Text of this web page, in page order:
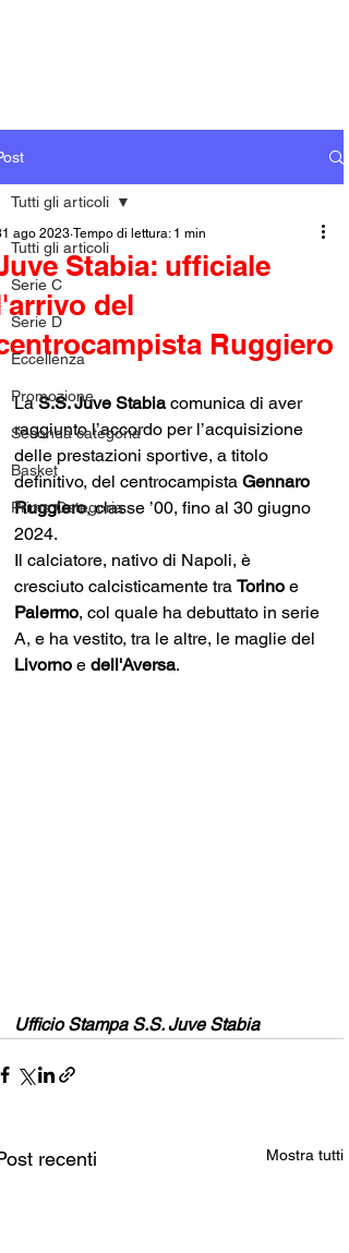
Tutti gli articoli
Serie C
Serie D
Eccellenza
Promozione
Seconda categoria
Basket
Prima Categoria
Tutti gli articoli
Stabia: ufficiale
del
Ruggiero
ago 2023 Tempo di lettura: 1 min
La S.S. Juve Stabia comunica di aver
raggiunto l’accordo per l’acquisizione
delle prestazioni sportive, a titolo
definitivo, del centrocampista Gennaro
Ruggiero, classe ’00, fino al 30 giugno
2024.
Il calciatore, nativo di Napoli, è
cresciuto calcisticamente tra Torino e
Palermo, col quale ha debuttato in serie
A, e ha vestito, tra le altre, le maglie del
Livorno e dell'Aversa.
Ufficio Stampa S.S. Juve Stabia
recenti Mostra tutti